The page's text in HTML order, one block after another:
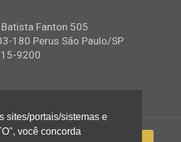
Fanton 505
180 Perus São Paulo/SP
9200
sites/portais/sistemas e
você concorda